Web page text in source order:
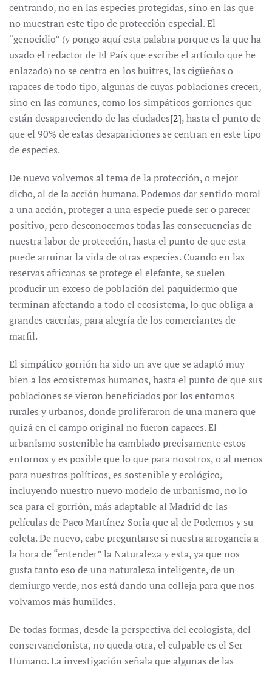
centrando, no en las especies protegidas, sino en las que
no muestran este tipo de protección especial. El
“genocidio” (y pongo aquí esta palabra porque es la que ha
usado el redactor de El País que escribe el artículo que he
enlazado) no se centra en los buitres, las cigüeñas o
rapaces de todo tipo, algunas de cuyas poblaciones crecen,
sino en las comunes, como los simpáticos gorriones que
están desapareciendo de las ciudades[2], hasta el punto de
que el 90% de estas desapariciones se centran en este tipo
de especies.
De nuevo volvemos al tema de la protección, o mejor
dicho, al de la acción humana. Podemos dar sentido moral
a una acción, proteger a una especie puede ser o parecer
positivo, pero desconocemos todas las consecuencias de
nuestra labor de protección, hasta el punto de que esta
puede arruinar la vida de otras especies. Cuando en las
reservas africanas se protege el elefante, se suelen
producir un exceso de población del paquidermo que
terminan afectando a todo el ecosistema, lo que obliga a
grandes cacerías, para alegría de los comerciantes de
marfil.
El simpático gorrión ha sido un ave que se adaptó muy
bien a los ecosistemas humanos, hasta el punto de que sus
poblaciones se vieron beneficiados por los entornos
rurales y urbanos, donde proliferaron de una manera que
quizá en el campo original no fueron capaces. El
urbanismo sostenible ha cambiado precisamente estos
entornos y es posible que lo que para nosotros, o al menos
para nuestros políticos, es sostenible y ecológico,
incluyendo nuestro nuevo modelo de urbanismo, no lo
sea para el gorrión, más adaptable al Madrid de las
películas de Paco Martínez Soria que al de Podemos y su
coleta. De nuevo, cabe preguntarse si nuestra arrogancia a
la hora de “entender” la Naturaleza y esta, ya que nos
gusta tanto eso de una naturaleza inteligente, de un
demiurgo verde, nos está dando una colleja para que nos
volvamos más humildes.
De todas formas, desde la perspectiva del ecologista, del
conservancionista, no queda otra, el culpable es el Ser
Humano. La investigación señala que algunas de las